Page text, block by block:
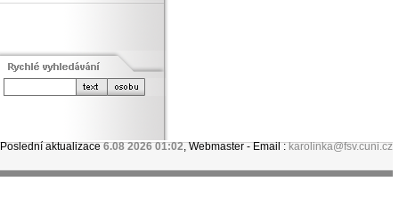
Poslední aktualizace6.08 2026 01:02, Webmaster - Email :karolinka@fsv.cuni.cz